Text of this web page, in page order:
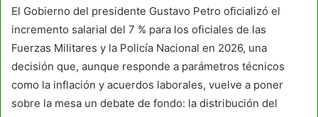
El Gobierno del presidente Gustavo Petro oficializó el
incremento salarial del 7 % para los oficiales de las
Fuerzas Militares y la Policía Nacional en 2026, una
decisión que, aunque responde a parámetros técnicos
como la inflación y acuerdos laborales, vuelve a poner
sobre la mesa un debate de fondo: la distribución del